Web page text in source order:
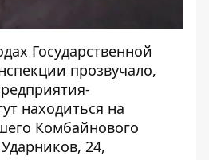
Государственной
прозвучало,
находиться на
Комбайнового
24,